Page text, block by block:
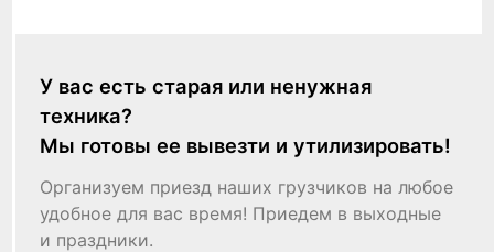
У вас есть старая или ненужная
техника?
Мы готовы ее вывезти и утилизировать!
Организуем приезд наших грузчиков на любое
удобное для вас время! Приедем в выходные
и праздники.